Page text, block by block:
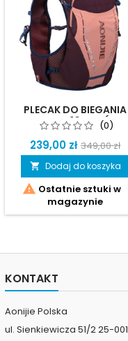
PLECAK DO BIEGANIA
AONIJIE 10 LITRÓW
(0)
239,00 zł 349,00 zł
 Dodaj do koszyka
 Ostatnie sztuki w
magazynie
KONTAKT
Aonijie Polska
ul. Sienkiewicza 51/2 25-